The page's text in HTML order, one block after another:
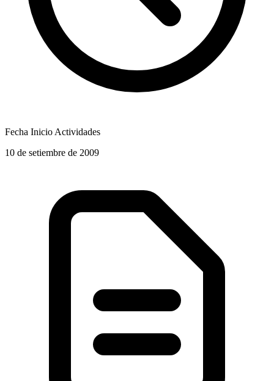
Fecha Inicio Actividades
10 de setiembre de 2009